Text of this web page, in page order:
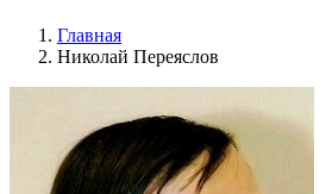
Главная
Николай Переяслов